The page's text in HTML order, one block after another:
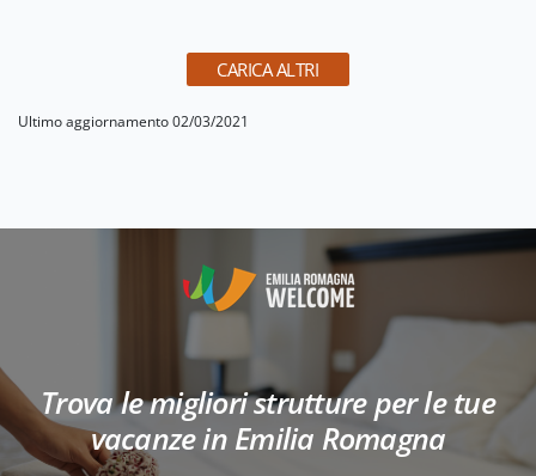
CARICA ALTRI
Ultimo aggiornamento 02/03/2021
Trova le migliori strutture per le tue
vacanze in Emilia Romagna